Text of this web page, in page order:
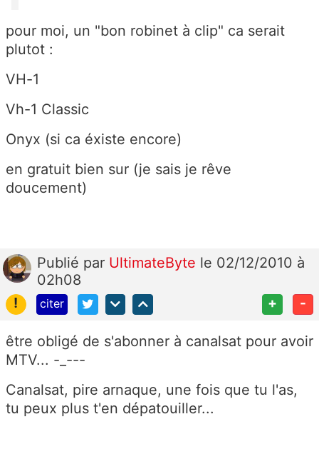
pour moi, un "bon robinet à clip" ca serait
plutot :
VH-1
Vh-1 Classic
Onyx (si ca éxiste encore)
en gratuit bien sur (je sais je rêve
doucement)
Publié par UltimateByte le 02/12/2010 à
02h08
!
citer + -
être obligé de s'abonner à canalsat pour avoir
MTV... -_---
Canalsat, pire arnaque, une fois que tu l'as,
tu peux plus t'en dépatouiller...